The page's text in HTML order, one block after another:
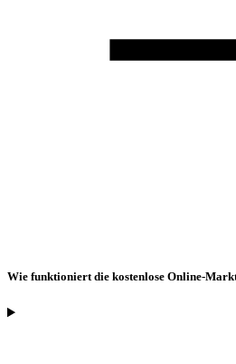
Wie funktioniert die kostenlose Online-